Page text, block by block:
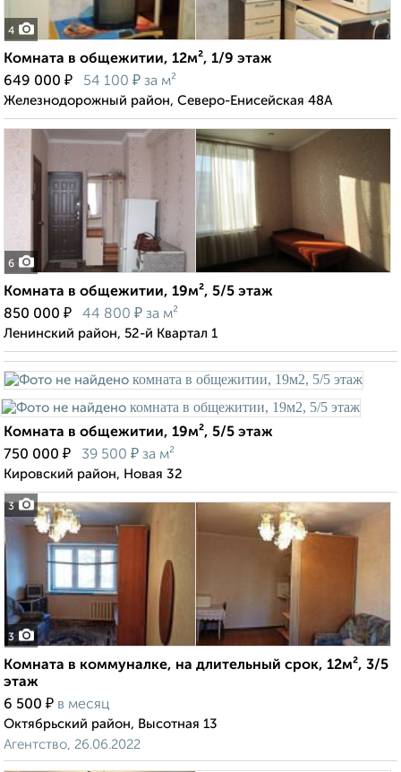
4
Комната в общежитии, 12м², 1/9 этаж
649 000 ₽ 54 100 ₽ за м²
Железнодорожный район, Северо-Енисейская 48А
6
Комната в общежитии, 19м², 5/5 этаж
850 000 ₽ 44 800 ₽ за м²
Ленинский район, 52-й Квартал 1
3
Комната в общежитии, 19м², 5/5 этаж
750 000 ₽ 39 500 ₽ за м²
Кировский район, Новая 32
3
Комната в коммуналке, на длительный срок, 12м², 3/5
этаж
6 500 ₽ в месяц
Октябрьский район, Высотная 13
Агентство, 26.06.2022